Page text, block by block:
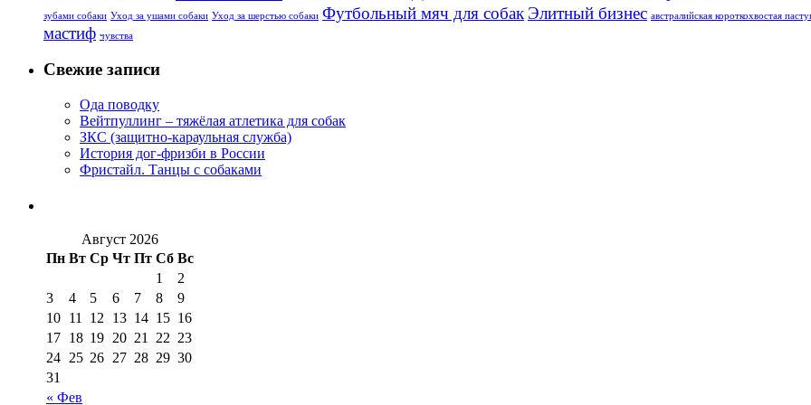
зубами собаки Уход за ушами собаки Уход за шерстью собаки Футбольный мяч для собак Элитный бизнес австралийская короткохвостая
мастиф чувства
Свежие записи
Ода поводку
Вейтпуллинг – тяжёлая атлетика для собак
ЗКС (защитно-караульная служба)
История дог-фризби в России
Фристайл. Танцы с собаками
Август 2026
Пн Вт Ср Чт Пт Сб Вс
« Фев
1
2
3
4 5 6 7 8
9
10 11 12 13 14 15 16
17 18 19 20 21 22 23
24 25 26 27 28 29 30
31